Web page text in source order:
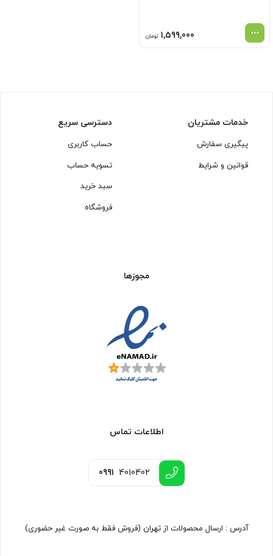
1,599,000 تومان
خدمات مشتریان
پیگیری سفارش
قوانین و شرایط
دسترسی سریع
حساب کاربری
تسویه حساب
سبد خرید
فروشگاه
مجوزها
اطلاعات تماس
0991 4010402
آدرس : ارسال محصولات از تهران (فروش فقط به صورت غیر حضوری)